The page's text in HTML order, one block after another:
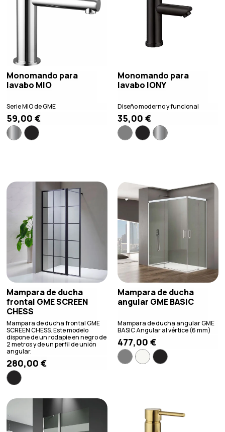
Monomando para
lavabo MIO
Serie MIO de GME
59,00€
Monomando para
lavabo IONY
Diseño moderno y funcional
35,00 €
Mampara de ducha
frontal GME SCREEN
CHESS
Mampara de ducha frontal GME
SCREEN CHESS. Este modelo
dispone de un rodapie en negro de
2 metros y de un perfil de unión
angular.
280,00€
Mampara de ducha
angular GME BASIC
Mampara de ducha angular GME
BASIC Angular al vértice (6 mm)
477,00 €